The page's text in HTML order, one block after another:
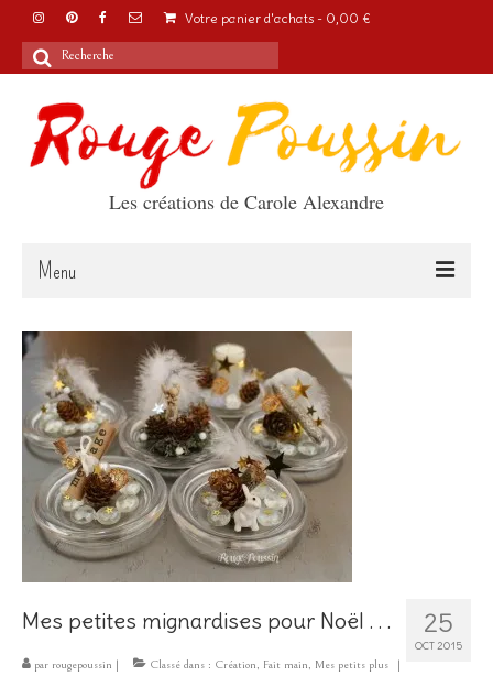
Votre panier d'achats - 0,00 €
Rechercher
Les créations de Carole Alexandre
Menu
Accueil
Articles
A propos
Boutique
Les Créations
Mon compte
25
OCT 2015
Mes petites mignardises pour Noël . . .
par rougepoussin | Classé dans : Création, Fait main, Mes petits plus |